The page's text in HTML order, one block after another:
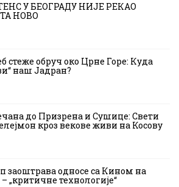
У БЕОГРАДУ НИЈЕ РЕКАО
НОВО
стеже обруч око Црне Горе: Куда
наш Јадран?
до Призрена и Сушице: Свети
кроз векове живи на Косову
заоштрава односе са Кином на
„критичне технологије“